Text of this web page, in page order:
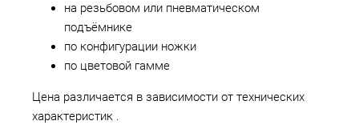
на резьбовом или пневматическом
подъёмнике
по конфигурации ножки
по цветовой гамме
Цена различается в зависимости от технических
характеристик .